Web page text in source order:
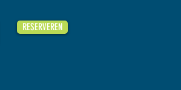
RESERVEREN